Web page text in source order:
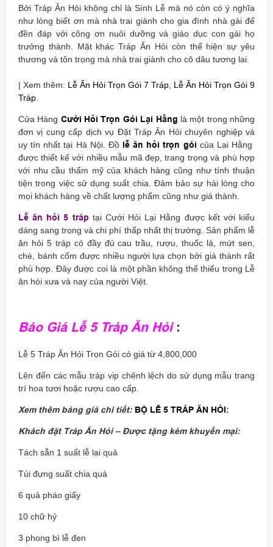
Bởi Tráp Ăn Hỏi không chỉ là Sính Lễ mà nó còn có ý nghĩa
như lòng biết ơn mà nhà trai giành cho gia đình nhà gái để
đền đáp với công ơn nuôi dưỡng và giáo dục con gái họ
trưởng thành. Mặt khác Tráp Ăn Hỏi còn thể hiện sự yêu
thương và tôn trọng mà nhà trai giành cho cô dâu tương lai.
| Xem thêm: Lễ Ăn Hỏi Trọn Gói 7 Tráp Lễ Ăn Hỏi Trọn Gói 9
Tráp
Cửa Hàng Cưới Hỏi Trọn Gói Lại Hằng là một trong những
đơn vị cung cấp dịch vụ Đặt Tráp Ăn Hỏi chuyên nghiệp và
uy tín nhất tại Hà Nội. Đồ lễ ăn hỏi trọn gói của Lại Hằng
được thiết kế với nhiều mẫu mã đẹp, trang trọng và phù hợp
với nhu cầu thẩm mỹ của khách hàng cũng như tính thuận
tiện trong việc sử dụng suất chia. Đảm bảo sự hài lòng cho
mọi khách hàng về chất lượng phẩm cũng như giá thành.
Lễ ăn hỏi 5 tráp tại Cưới Hỏi Lại Hằng được kết với kiểu
dáng sang trọng và chi phí thấp nhất thị trường. Sản phẩm lễ
ăn hỏi 5 tráp có đầy đủ cau trầu, rượu, thuốc lá, mứt sen,
chè, bánh cốm được nhiều người lựa chọn bởi giá thành rất
phù hợp. Đây được coi là một phần không thể thiếu trong Lễ
ăn hỏi xưa và nay của người Việt.
Báo Giá Lễ 5 Tráp Ăn Hỏi:
Lễ 5 Tráp Ăn Hỏi Trọn Gói có giá từ 4,800,000
Lên đến các mẫu tráp vip chênh lệch do sử dụng mẫu trang
trí hoa tươi hoặc rượu cao cấp.
Xem thêm bảng giá chi tiết: BỘ LỄ 5 TRÁP ĂN HỎI:
Khách đặt Tráp Ăn Hỏi – Được tặng kèm khuyến mại:
Tách sẵn 1 suất lễ lại quả
Túi đựng suất chia quà
6 quả pháo giấy
10 chữ hỷ
3 phong bì lễ đen